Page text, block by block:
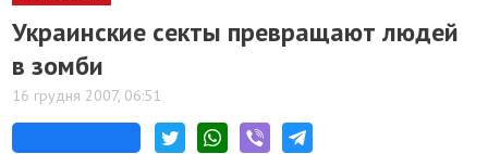
Украинские секты превращают людей
в зомби
16 грудня 2007, 06:51